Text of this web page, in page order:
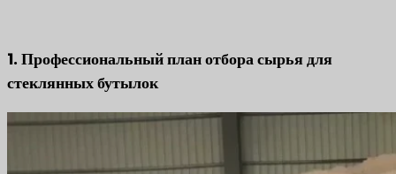
1. Профессиональный план отбора сырья для
стеклянных бутылок